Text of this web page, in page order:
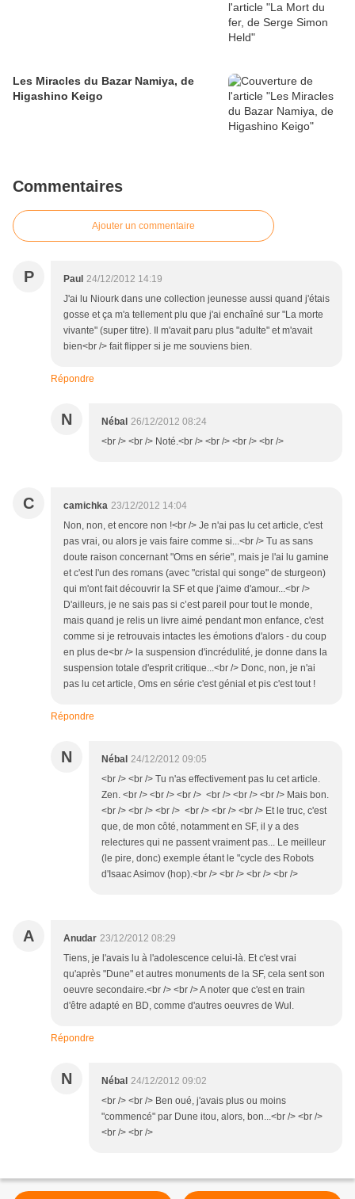
Les Miracles du Bazar Namiya, de
Higashino Keigo
Commentaires
Ajouter un commentaire
P Paul 24/12/2012 14:19
J'ai lu Niourk dans une collection jeunesse aussi quand j'étais
gosse et ça m'a tellement plu que j'ai enchaîné sur "La morte
vivante" (super titre). Il m'avait paru plus "adulte" et m'avait
bien<br /> fait flipper si je me souviens bien.
Répondre
N Nébal 26/12/2012 08:24
<br /> <br /> Noté.<br /> <br /> <br /> <br />
C camichka 23/12/2012 14:04
Non, non, et encore non !<br /> Je n'ai pas lu cet article, c'est
pas vrai, ou alors je vais faire comme si...<br /> Tu as sans
doute raison concernant "Oms en série", mais je l'ai lu gamine
et c'est l'un des romans (avec "cristal qui songe" de sturgeon)
qui m'ont fait découvrir la SF et que j'aime d'amour...<br />
D'ailleurs, je ne sais pas si c’est pareil pour tout le monde,
mais quand je relis un livre aimé pendant mon enfance, c'est
comme si je retrouvais intactes les émotions d'alors - du coup
en plus de<br /> la suspension d'incrédulité, je donne dans la
suspension totale d'esprit critique...<br /> Donc, non, je n'ai
pas lu cet article, Oms en série c'est génial et pis c'est tout !
Répondre
N Nébal 24/12/2012 09:05
<br /> <br /> Tu n'as effectivement pas lu cet article.
Zen. <br /> <br /> <br /> <br /> <br /> <br /> Mais bon.
<br /> <br /> <br /> <br /> <br /> <br /> Et le truc, c'est
que, de mon côté, notamment en SF, il y a des
relectures qui ne passent vraiment pas... Le meilleur
(le pire, donc) exemple étant le "cycle des Robots
d'Isaac Asimov (hop).<br /> <br /> <br /> <br />
A Anudar 23/12/2012 08:29
Tiens, je l'avais lu à l'adolescence celui-là. Et c'est vrai
qu'après "Dune" et autres monuments de la SF, cela sent son
oeuvre secondaire.<br /> <br /> A noter que c'est en train
d'être adapté en BD, comme d'autres oeuvres de Wul.
Répondre
N Nébal 24/12/2012 09:02
<br /> <br /> Ben oué, j'avais plus ou moins
"commencé" par Dune itou, alors, bon...<br /> <br />
<br /> <br />